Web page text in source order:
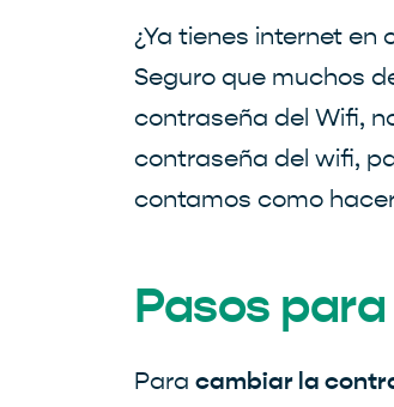
¿Ya tienes internet
Seguro que muchos
contraseña del Wifi,
contraseña del wifi,
contamos como
Pasos
Para cambiar la